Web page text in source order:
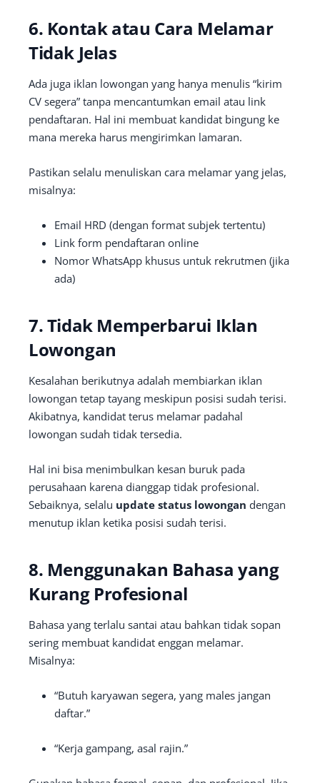
6. Kontak atau Cara Melamar
Tidak Jelas
Ada juga iklan lowongan yang hanya menulis “kirim
CV segera” tanpa mencantumkan email atau link
pendaftaran. Hal ini membuat kandidat bingung ke
mana mereka harus mengirimkan lamaran.
Pastikan selalu menuliskan cara melamar yang jelas,
misalnya:
Email HRD (dengan format subjek tertentu)
Link form pendaftaran online
Nomor WhatsApp khusus untuk rekrutmen (jika
ada)
7. Tidak Memperbarui Iklan
Lowongan
Kesalahan berikutnya adalah membiarkan iklan
lowongan tetap tayang meskipun posisi sudah terisi.
Akibatnya, kandidat terus melamar padahal
lowongan sudah tidak tersedia.
Hal ini bisa menimbulkan kesan buruk pada
perusahaan karena dianggap tidak profesional.
Sebaiknya, selalu update status lowongan dengan
menutup iklan ketika posisi sudah terisi.
8. Menggunakan Bahasa yang
Kurang Profesional
Bahasa yang terlalu santai atau bahkan tidak sopan
sering membuat kandidat enggan melamar.
Misalnya:
“Butuh karyawan segera, yang males jangan
daftar.”
“Kerja gampang, asal rajin.”